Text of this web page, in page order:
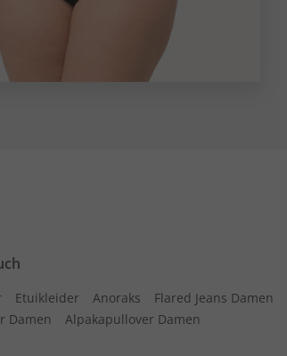
Etuikleider Anoraks Flared Jeans Damen
Damen
Alpakapullover Damen